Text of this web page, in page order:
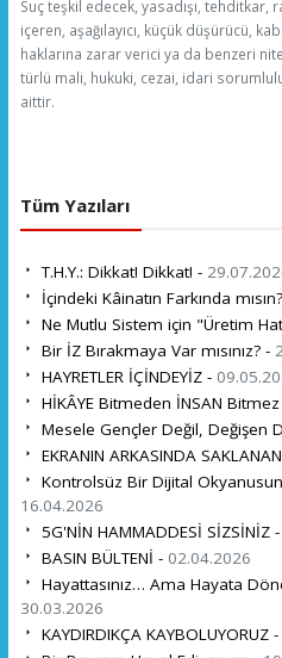
Suç teşkil edecek, yasadışı, tehditkar,
içeren, aşağılayıcı, küçük düşürücü,
haklarına zarar verici ya da benzeri
türlü mali, hukuki, cezai, idari
aittir.
Tüm Yazıları
T.H.Y.: Dikkat! Dikkat! -
İçindeki Kâinatın Farkında
Ne Mutlu Sistem için "Üretim
Bir İZ Bırakmaya Var mısınız? -
HAYRETLER İÇİNDEYİZ -
HİKÂYE Bitmeden İNSAN
Mesele Gençler Değil, Değişen
EKRANIN ARKASINDA
Kontrolsüz Bir Dijital
16.04.2026
5G'NİN HAMMADDESİ SİZSİNİZ -
BASIN BÜLTENİ - 02.04.2026
Hayattasınız… Ama Hayata
30.03.2026
KAYDIRDIKÇA KAYBOLUYORUZ -